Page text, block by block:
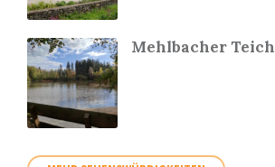
Mehlbacher Teich